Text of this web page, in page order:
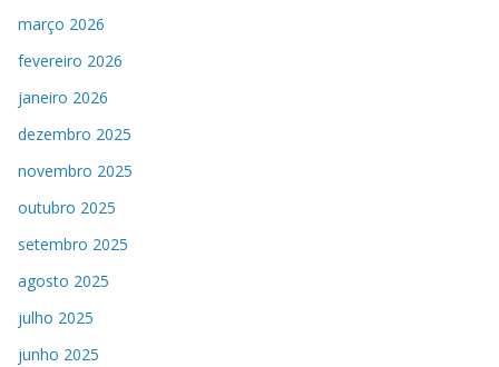
março 2026
fevereiro 2026
janeiro 2026
dezembro 2025
novembro 2025
outubro 2025
setembro 2025
agosto 2025
julho 2025
junho 2025